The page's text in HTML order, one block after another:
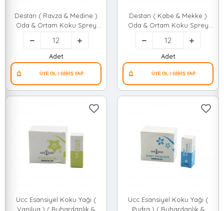
Destan ( Ravza & Medine )
Oda & Ortam Koku Sprey
400ml*12x4
Adet
Destan ( Kabe & Mekke )
Oda & Ortam Koku Sprey
400ml*12x4
Adet
Ucc Esansiyel Koku Yağı (
Vanilya ) ( Buhardanlık &
Ucc Esansiyel Koku Yağı (
Pudra ) ( Buhardanlık &